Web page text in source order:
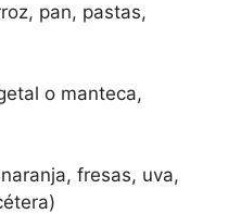
pan, pastas,
o manteca,
fresas, uva,